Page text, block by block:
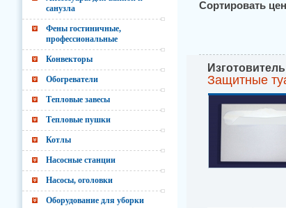
Сортировать
Защитные
санузла
Фены гостиничные,
профессиональные
Конвекторы
Обогреватели
Тепловые завесы
Тепловые пушки
Котлы
Насосные станции
Насосы, оголовки
Оборудование для уборки